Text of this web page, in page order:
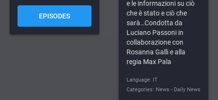
EPISODES
e le informazioni su ciò
che è stato e ciò che
sarà…Condotta da
Luciano Passoni in
collaborazione con
Rosanna Galli e alla
regia Max Pala
Language: IT
Categories: News - Daily News